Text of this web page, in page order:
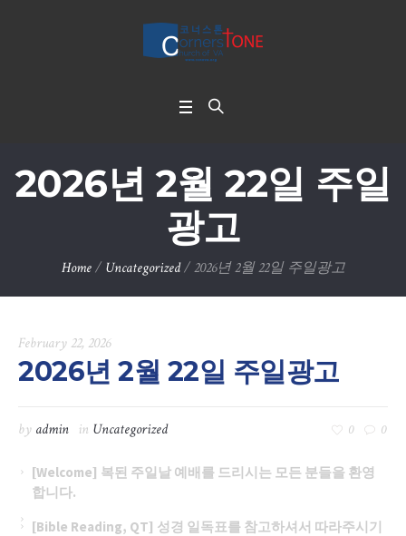
2026년 2월 22일 주일
광고
Home / Uncategorized /2026년 2월 22일 주일광고
February 22, 2026
2026년 2월 22일 주일광고
by admin in Uncategorized 0 0
[Welcome] 복된 주일날 예배를 드리시는 모든 분들을 환영
합니다.
[Bible Reading, QT] 성경 일독표를 참고하셔서 따라주시기